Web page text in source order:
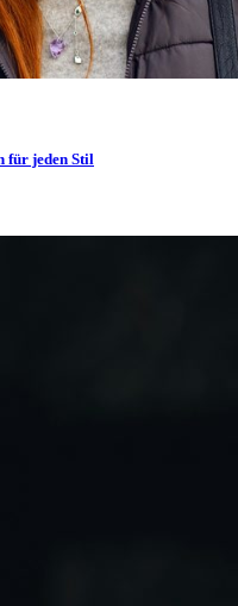
für jeden Stil